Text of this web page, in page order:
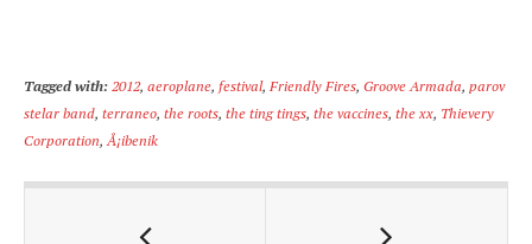
Tagged with: 2012, aeroplane, festival, Friendly Fires, Groove Armada, parov
stelar band, terraneo, the roots, the ting tings, the vaccines, the xx, Thievery
Corporation, Å¡ibenik